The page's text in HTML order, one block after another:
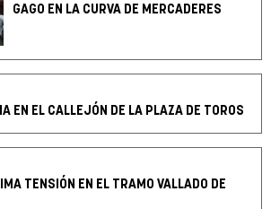
GAGO EN LA CURVA DE MERCADERES
EN EL CALLEJÓN DE LA PLAZA DE TOROS
TENSIÓN EN EL TRAMO VALLADO DE